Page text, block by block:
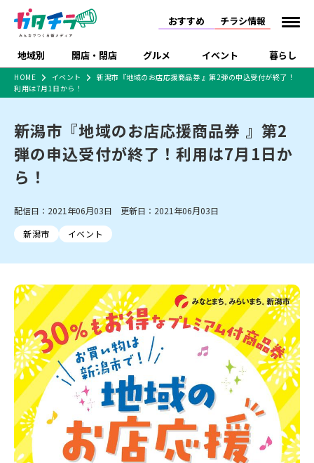
おすすめ チラシ情報
地域別 開店・閉店 グルメ イベント 暮らし
新潟市 下越
佐渡
新潟市中央区 新潟市東区 新潟市西区
新潟市北区
新潟市南区
新潟市江南区 新潟市秋葉区
新潟市西蒲区
村上・関川
新発田・聖籠
三条・加茂・田上
五泉・阿賀野・阿賀
燕・弥彦
長岡・見附
小千谷・十日町・津南
魚沼・南魚沼・湯沢
柏崎・刈羽・出雲崎
上越・妙高・糸魚川
開店 閉店
リニューアル・移転
新潟市・開店
新潟市・閉店
長岡市・開店
長岡市・閉店
上越市・開店
ラーメン・開店
ラーメン・閉店
ラーメン 現地レポート
スイーツ
ご当地グルメ 食べ歩き テイクアウト
季節・期間限定
カフェ
居酒屋・バー 焼肉
パスタ
パン・ベーカリー
タレカツ・豚カツ
デカ盛り・大盛り
旨辛・激辛
定食・町定食 海鮮・鮨
そば・うどん
日本酒・新潟清酒
ワイン・クラフトビール
ケーキ・パフェ
ビアガーデン・暑気払い
忘新年会・歓送迎会
体験・販売 祭り・伝統行事
スポーツ
セミナー・講演会 子ども向け 花火大会
入場無料
住宅展示場
完成見学会 学生スポーツ アルビレックス
施設・ショップ
住宅メーカー・工務
店
習い事・塾 アパレル・雑貨
観光スポット
温泉・入浴 ホテル 旅館
水族館
リラクゼーション・整体
スキー場
リユース・買取
病院・クリニック
イオンモール
ラブラ万代・ラブラ2
ビルボードプレイスBP
新潟伊勢丹
ピア万代
リバーサイド千秋
パティオPATIO
特売セール インタビュー
特集・まとめ記事
セツコママ ランキング 新潟人
キャンペーン
開店まとめ
閉店まとめ
食品スーパー・コンビ
ショッピングモール・
大型施設
ドラッグストア・ホーム
センター
ファッション 生活サービス
新車・中古車・カー用品
旅行・レジャー
家電・携帯電話
冠婚葬祭
習い事・塾 通販・EC イベント
求人
官公庁・自治体
新潟市 チラシ
長岡・見附 チラシ
上越・妙高・糸魚川 チラシ
注目 チラシ
週末セール
火曜セール
オープン・リニューアルセール
周年祭・感謝祭セール
年末・初売りセール
HOME イベント
新潟市『地域のお店応援商品券 』第2弾の申込受付が終了！
利用は7月1日から！
新潟市『地域のお店応援商品券 』第2
弾の申込受付が終了！利用は7月1日か
ら！
配信日：2021年06月03日 更新日：2021年06月03日
新潟市
イベント